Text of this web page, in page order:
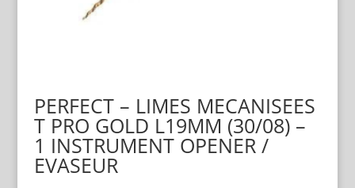
PERFECT – LIMES MECANISEES
T PRO GOLD L19MM (30/08) –
1 INSTRUMENT OPENER /
EVASEUR